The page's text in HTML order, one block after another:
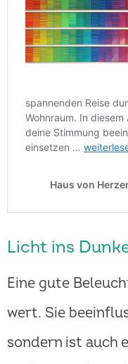
Licht ins
Eine gute
wert. Sie
sondern ist auch